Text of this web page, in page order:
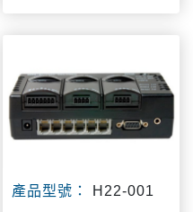
產品型號： H22-001